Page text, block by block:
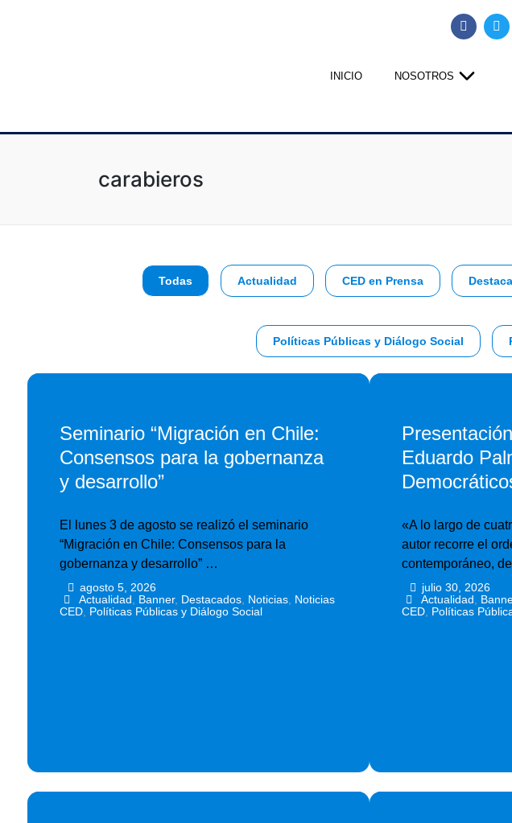
INICIO NOSOTROS
carabieros
Todas Actualidad CED en Prensa
Políticas Públicas y Diálogo Social
Seminario “Migración en Chile:
Consensos para la gobernanza
y desarrollo”
El lunes 3 de agosto se realizó el seminario
“Migración en Chile: Consensos para la
gobernanza y desarrollo” …
agosto 5, 2026
Actualidad Banner, Destacados, Noticias, Noticias
CED Políticas Públicas y Diálogo Social
Eduardo
«A lo largo de
autor recorre el
contemporáneo,
julio 30, 2026
Actualidad
CED Políticas